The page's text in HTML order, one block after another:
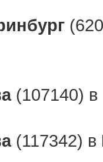
(107140) в
(117342) в